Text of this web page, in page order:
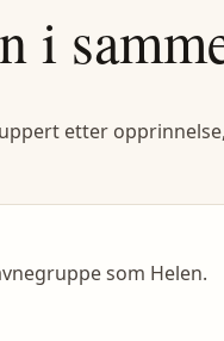
i
etter
som Helen.